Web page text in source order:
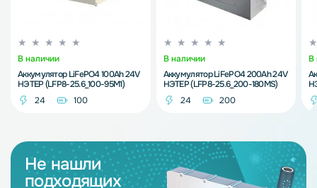
В наличии
Аккумулятор LiFePO4 100Ah 24V
НЭТЕР (LFP8-25.6_100-95M1)
24
100
В наличии
Аккумулятор LiFePO4 200Ah 24V
НЭТЕР (LFP8-25.6_200-180MS)
24
200
В
Не нашли
подходящих